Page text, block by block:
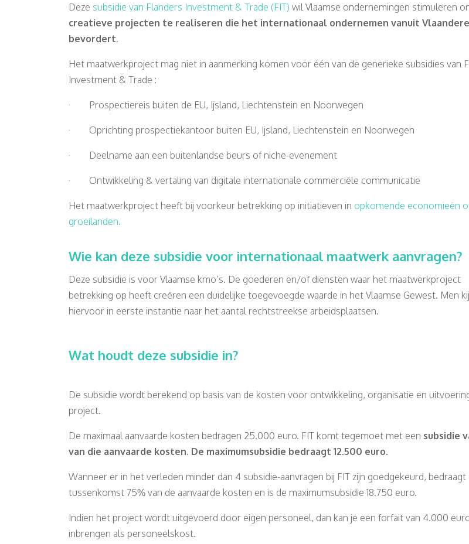
Deze subsidie van Flanders Investment & Trade (FIT) wil Vlaamse ondernemingen stimuleren
creatieve projecten te realiseren die het internationaal ondernemen vanuit
bevordert.
Het maatwerkproject mag niet in aanmerking komen voor één van de generieke subsidies van
Investment & Trade :
· Prospectiereis buiten de EU, Ijsland, Liechtenstein en Noorwegen
· Oprichting prospectiekantoor buiten EU, Ijsland, Liechtenstein en Noorwegen
· Deelname aan een buitenlandse beurs of niche-evenement
· Ontwikkeling & vertaling van digitale internationale commerciële communicatie
Het maatwerkproject heeft bij voorkeur betrekking op initiatieven in opkomende economieën
groeilanden.
Wie kan deze subsidie voor internationaal maatwerk aanvragen?
Deze subsidie is voor Vlaamse kmo’s. De goederen en/of diensten waar het maatwerkproject
betrekking op heeft creëren een duidelijke toegevoegde waarde in het Vlaamse Gewest. Men
hiervoor in eerste instantie naar het aantal rechtstreekse arbeidsplaatsen.
Wat houdt deze subsidie in?
De subsidie wordt berekend op basis van de kosten voor ontwikkeling, organisatie en
project.
De maximaal aanvaarde kosten bedragen 25.000 euro. FIT komt tegemoet met een subsidie
van die aanvaarde kosten. De maximumsubsidie bedraagt 12.500 euro.
Wanneer er in het verleden minder dan 4 subsidie-aanvragen bij FIT zijn goedgekeurd, bedraagt
tussenkomst 75% van de aanvaarde kosten en is de maximumsubsidie 18.750 euro.
Indien het project wordt uitgevoerd door eigen personeel, dan kan je een forfait van 4.000
inbrengen als personeelskost.